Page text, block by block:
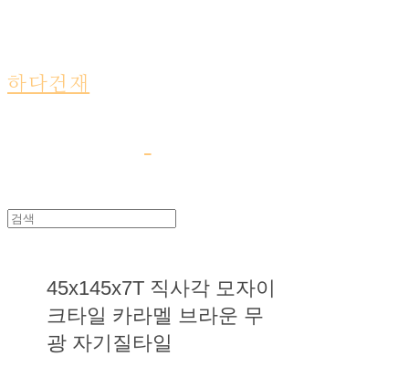
하다건재
45x145x7T 직사각 모자이
크타일 카라멜 브라운 무
광 자기질타일